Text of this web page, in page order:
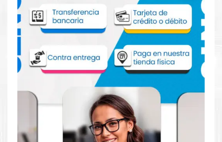
Comprar Toner Canon GPR-56 Negro
para impresora 7565 7570 7580
Aprovecha nuestra experiencia y atención para adquirir tus
productos. Tenemos promociones todos los dias. Escríbenos o
visítanos hoy para encontrar la solución perfecta para tu
, como la Toner Canon GPR-56 Negro para
impresora 7565 7570 7580.
Dónde comprar Toner para impresora
7565 7570 7580 en Lima o para provincia